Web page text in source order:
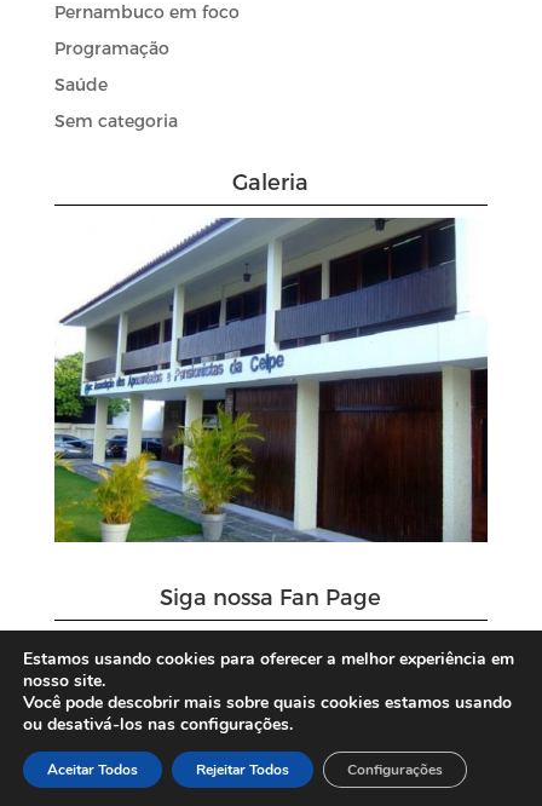
Pernambuco em foco
Programação
Saúde
Sem categoria
Galeria
Siga nossa Fan Page
Estamos usando cookies para oferecer a melhor experiência em
nosso site.
Você pode descobrir mais sobre quais cookies estamos usando
ou desativá-los nas configurações.
Aceitar Todos Rejeitar Todos Configurações